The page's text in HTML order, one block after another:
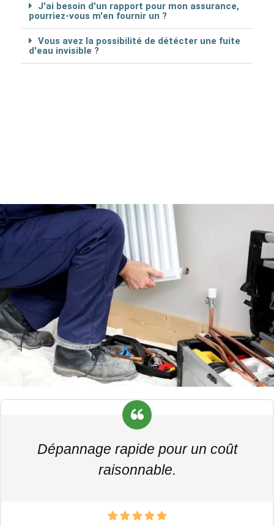
J'ai besoin d'un rapport pour mon assurance,
pourriez-vous m'en fournir un ?
Vous avez la possibilité de détécter une fuite
d'eau invisible ?
Dépannage rapide pour un coût
raisonnable.